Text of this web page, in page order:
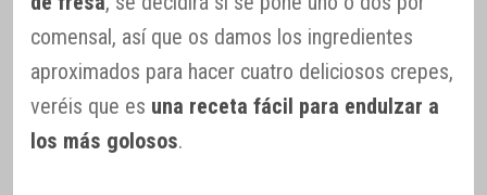
comensal, así que os damos los ingredientes
aproximados para hacer cuatro deliciosos crepes,
veréis que es una receta fácil para endulzar a
los más golosos.